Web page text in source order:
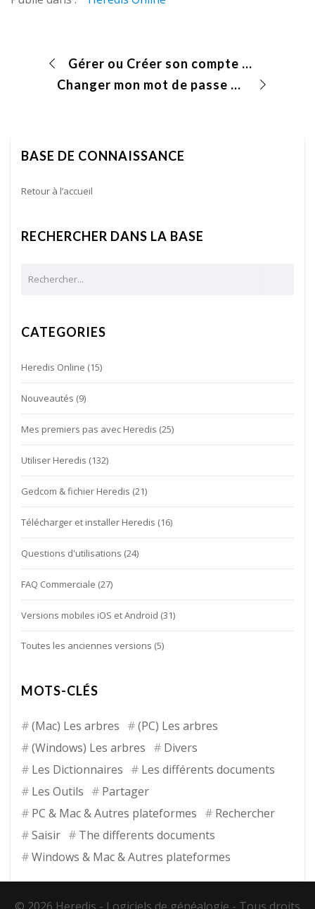
Gérer ou Créer son compte Heredis Online
Changer mon mot de passe sur Heredis Online
BASE DE CONNAISSANCE
Retour à l’accueil
RECHERCHER DANS LA BASE
CATEGORIES
Heredis Online (15)
Nouveautés (9)
Mes premiers pas avec Heredis (25)
Utiliser Heredis (132)
Gedcom & fichier Heredis (21)
Télécharger et installer Heredis (16)
Questions d'utilisations (24)
FAQ Commerciale (27)
Versions mobiles iOS et Android (31)
Toutes les anciennes versions (5)
MOTS-CLÉS
(Mac) Les arbres
(PC) Les arbres
(Windows) Les arbres
Divers
Les Dictionnaires
Les différents documents
Les Outils
Partager
PC & Mac & Autres plateformes
Rechercher
Saisir
The differents documents
Windows & Mac & Autres plateformes